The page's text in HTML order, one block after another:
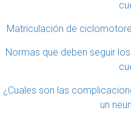
Matriculación de
Normas que deben seguir
¿Cuales son las
un